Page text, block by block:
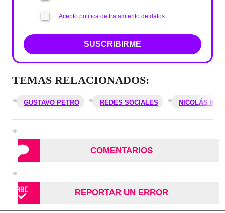
Acepto política de tratamiento de datos
SUSCRIBIRME
TEMAS RELACIONADOS:
GUSTAVO PETRO REDES SOCIALES NICOLÁS
COMENTARIOS
REPORTAR UN ERROR